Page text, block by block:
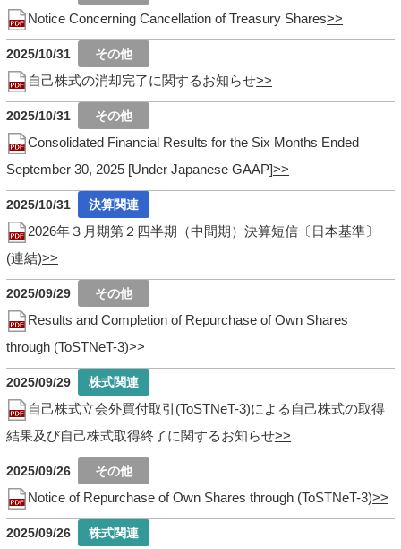
Notice Concerning Cancellation of Treasury Shares
2025/10/31
自己株式の消却完了に関するお知らせ
2025/10/31
Consolidated Financial Results for the Six Months Ended
September 30, 2025 [Under Japanese GAAP]
2025/10/31
2026年３月期第２四半期（中間期）決算短信〔日本基準〕
(連結)
2025/09/29
Results and Completion of Repurchase of Own Shares
through (ToSTNeT-3)
2025/09/29
自己株式立会外買付取引(ToSTNeT-3)による自己株式の取得
結果及び自己株式取得終了に関するお知らせ
2025/09/26
Notice of Repurchase of Own Shares through (ToSTNeT-3)
2025/09/26